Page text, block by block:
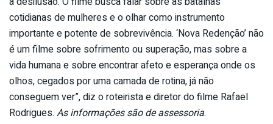
cotidianas de mulheres e o olhar como instrumento
importante e potente de sobrevivência. ‘Nova Redenção’ não
é um filme sobre sofrimento ou superação, mas sobre a
vida humana e sobre encontrar afeto e esperança onde os
olhos, cegados por uma camada de rotina, já não
conseguem ver”, diz o roteirista e diretor do filme Rafael
Rodrigues. As informações são de assessoria.